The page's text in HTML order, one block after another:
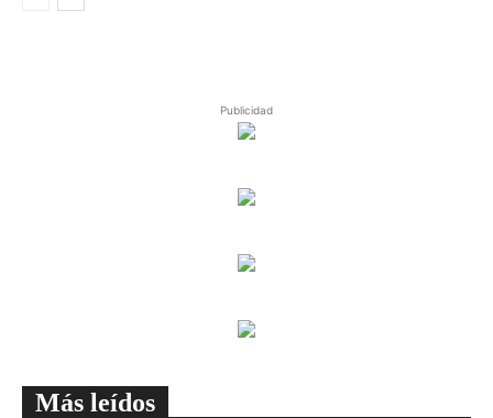
Publicidad
Más leídos